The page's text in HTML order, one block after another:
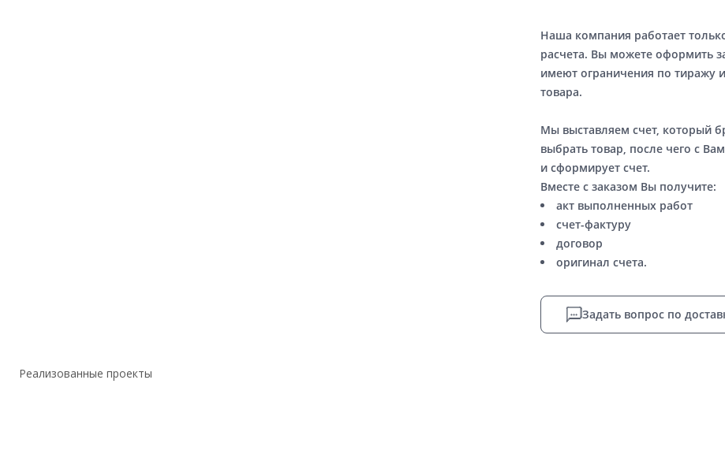
Наша компания работает
расчета. Вы можете оформить
имеют ограничения по тиражу
товара.
Мы выставляем счет, который
выбрать товар, после чего с
и сформирует счет.
Вместе с заказом Вы получите:
акт выполненных работ
счет-фактуру
договор
оригинал счета.
Задать вопрос по
Реализованные проекты